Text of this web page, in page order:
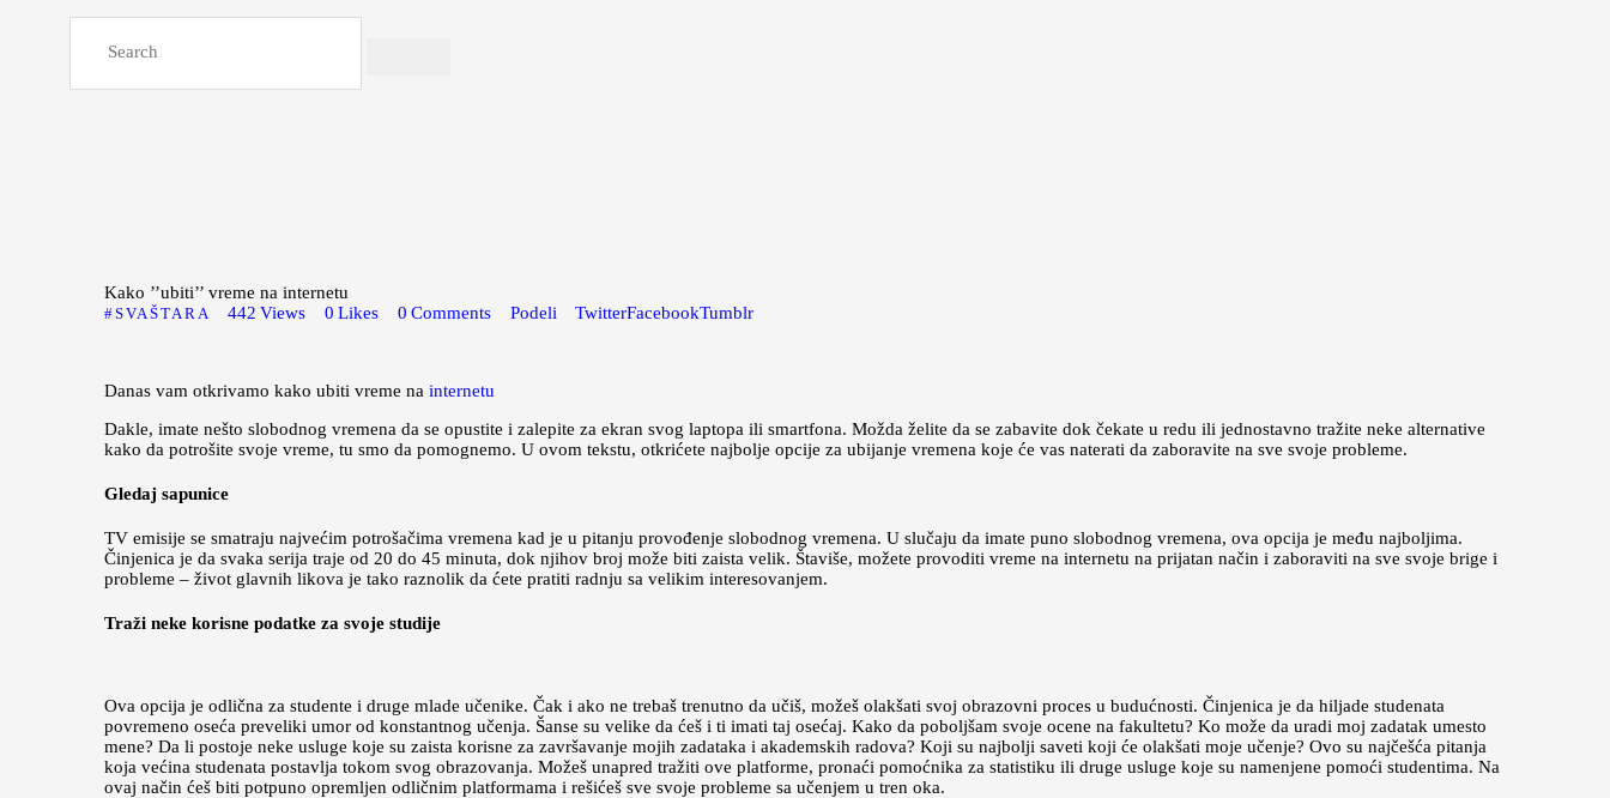
Kako ’’ubiti’’ vreme na internetu
SVAŠTARA 442 Views 0 Likes 0 Comments Podeli TwitterFacebookTumblr
Danas vam otkrivamo kako ubiti vreme na internetu
Dakle, imate nešto slobodnog vremena da se opustite i zalepite za ekran svog laptopa ili smartfona. Možda želite da se zabavite dok čekate u redu ili jednostavno tražite neke alternative
kako da potrošite svoje vreme, tu smo da pomognemo. U ovom tekstu, otkrićete najbolje opcije za ubijanje vremena koje će vas naterati da zaboravite na sve svoje probleme.
Gledaj sapunice
TV emisije se smatraju najvećim potrošačima vremena kad je u pitanju provođenje slobodnog vremena. U slučaju da imate puno slobodnog vremena, ova opcija je među najboljima.
Činjenica je da svaka serija traje od 20 do 45 minuta, dok njihov broj može biti zaista velik. Štaviše, možete provoditi vreme na internetu na prijatan način i zaboraviti na sve svoje brige i
probleme – život glavnih likova je tako raznolik da ćete pratiti radnju sa velikim interesovanjem.
Traži neke korisne podatke za svoje studije
Ova opcija je odlična za studente i druge mlade učenike. Čak i ako ne trebaš trenutno da učiš, možeš olakšati svoj obrazovni proces u budućnosti. Činjenica je da hiljade studenata
povremeno oseća preveliki umor od konstantnog učenja. Šanse su velike da ćeš i ti imati taj osećaj. Kako da poboljšam svoje ocene na fakultetu? Ko može da uradi moj zadatak umesto
mene? Da li postoje neke usluge koje su zaista korisne za završavanje mojih zadataka i akademskih radova? Koji su najbolji saveti koji će olakšati moje učenje? Ovo su najčešća pitanja
koja većina studenata postavlja tokom svog obrazovanja. Možeš unapred tražiti ove platforme, pronaći pomoćnika za statistiku ili druge usluge koje su namenjene pomoći studentima. Na
ovaj način ćeš biti potpuno opremljen odličnim platformama i rešićeš sve svoje probleme sa učenjem u tren oka.